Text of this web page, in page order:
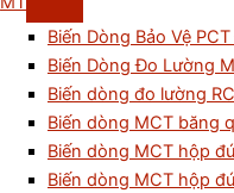
Biến Dòng Bảo Vệ
Biến Dòng Đo Lường
Biến dòng đo lường
Biến dòng MCT băng
Biến dòng MCT hộp
Biến dòng MCT hộp